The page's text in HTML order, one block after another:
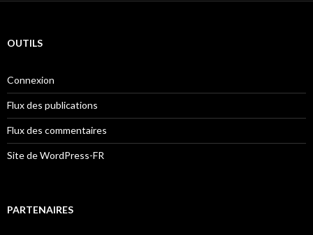
OUTILS
Connexion
Flux des publications
Flux des commentaires
Site de WordPress-FR
PARTENAIRES